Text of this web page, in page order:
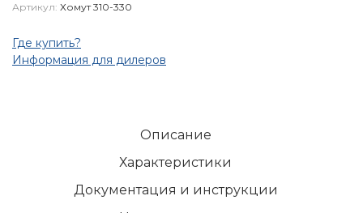
Артикул: Хомут 310-330
Где купить?
Информация для дилеров
Описание
Характеристики
Документация и инструкции